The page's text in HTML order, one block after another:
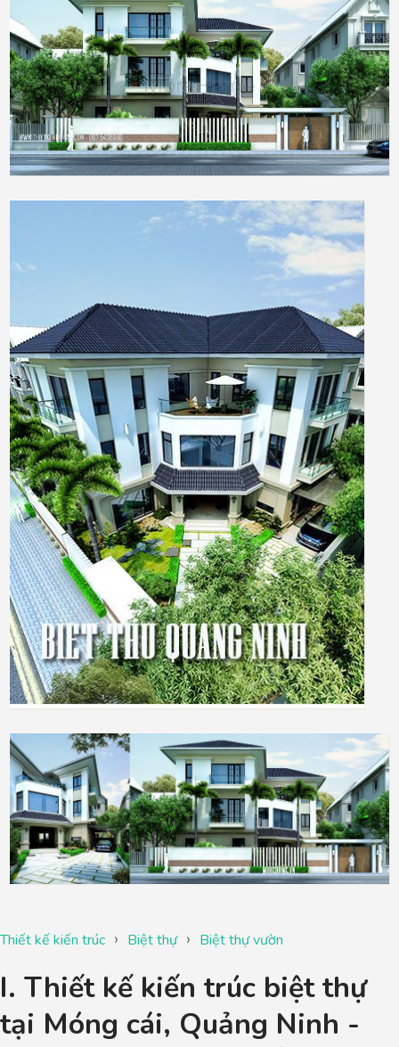
Thiết kế kiến trúc › Biệt thự › Biệt thự vườn
I. Thiết kế kiến trúc biệt thự
tại Móng cái, Quảng Ninh -